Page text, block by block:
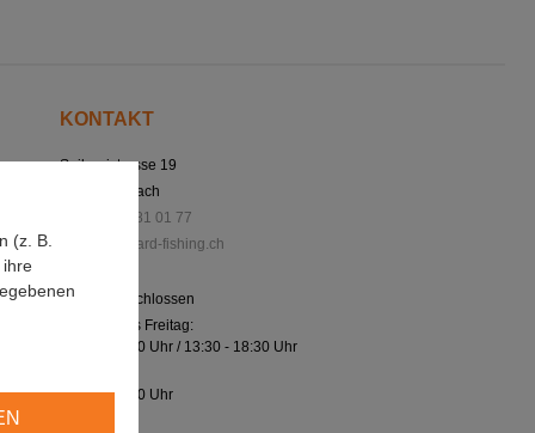
KONTAKT
Seilereistrasse 19
3114 Wichtrach
+41 (0)31 781 01 77
info@bernhard-fishing.ch
Montag geschlossen
Dienstag bis Freitag:
08:00 - 12:00 Uhr / 13:30 - 18:30 Uhr
08:00 - 16:00 Uhr
(z. B.
ihre